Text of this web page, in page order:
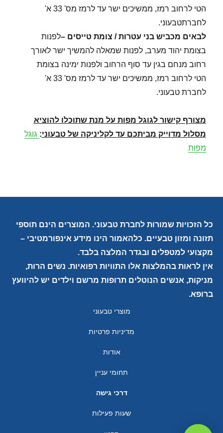
הטי לרחוב רמז, ממשיכים ישר עד לרמז מס' 33 א'
לחברתטבעוני.
לבאים מכביש בני עטרות / צומת טייסים –לפנות
בצומת יהוד מערב, לפנות שמאלה להמשיך ישר לאורך
רחוב מנחם בגין עד סוף הרחוב ולפנות ימינה בצומת
הטי לרחוב רמז, ממשיכים ישר עד לרמז מס' 33 א'
לחברת טבעוני.
מצורף קישור לגוגל מפות על מנת שתוכלו להוציא
מסלול מדוייק מביתכם עד לקליניקה של טבעוני: גוגל
מפות
כל הזכויות שמורות לחברת טבעוני. המוצרים הינם תוספי
תזונה ומזון טבעיים. כלהאמור הינו מידע אינפורמטיבי –
מקצועי למטפלים ובגדר המלצה בלבד.
אין לראות בהמלצות אלו התוויות רפואיות. נשים הרות,
מניקות, אנשים הנוטלים תרופות מרשם וילדים יש להיוועץ
ברופא.
מוצרי טבעוני
מדיניות פרטיות
אודות
תחומי עניין
דרכי גישה
שעות פעילות